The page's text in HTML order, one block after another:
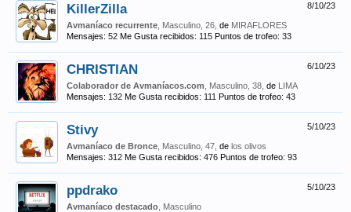
8/10/23
KillerZilla
Avmaníaco recurrente , Masculino, 26, de MIRAFLORES
Mensajes: 52 Me Gusta recibidos: 115 Puntos de trofeo: 33
6/10/23
CHRISTIAN
Colaborador de Avmaníacos.com , Masculino, 38, de LIMA
Mensajes: 132 Me Gusta recibidos: 111 Puntos de trofeo: 43
5/10/23
Stivy
Avmaníaco de Bronce , Masculino, 47, de los olivos
Mensajes: 312 Me Gusta recibidos: 476 Puntos de trofeo: 93
5/10/23
ppdrako
Avmaníaco destacado , Masculino